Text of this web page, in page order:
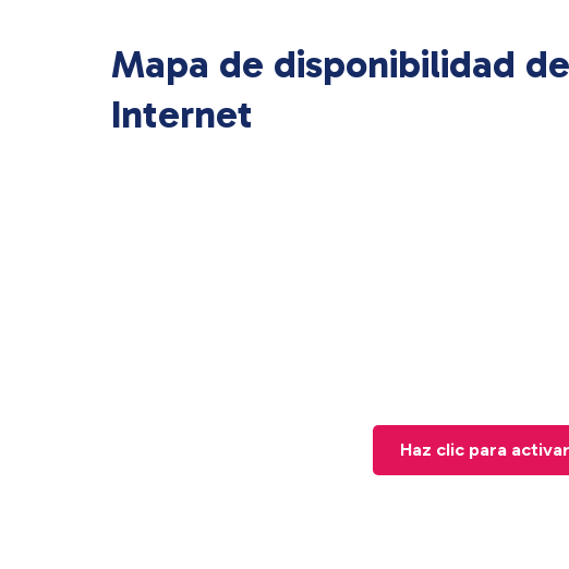
Mapa de disponibilidad
Internet
Haz clic para